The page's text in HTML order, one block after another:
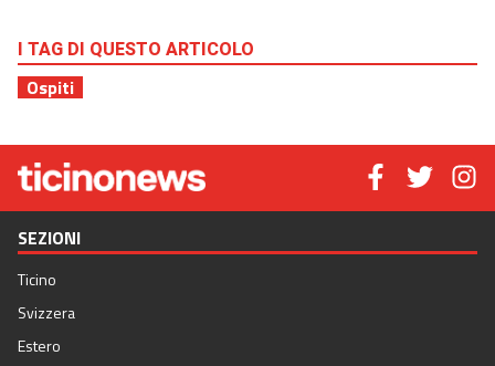
I TAG DI QUESTO ARTICOLO
Ospiti
SEZIONI
Ticino
Svizzera
Estero